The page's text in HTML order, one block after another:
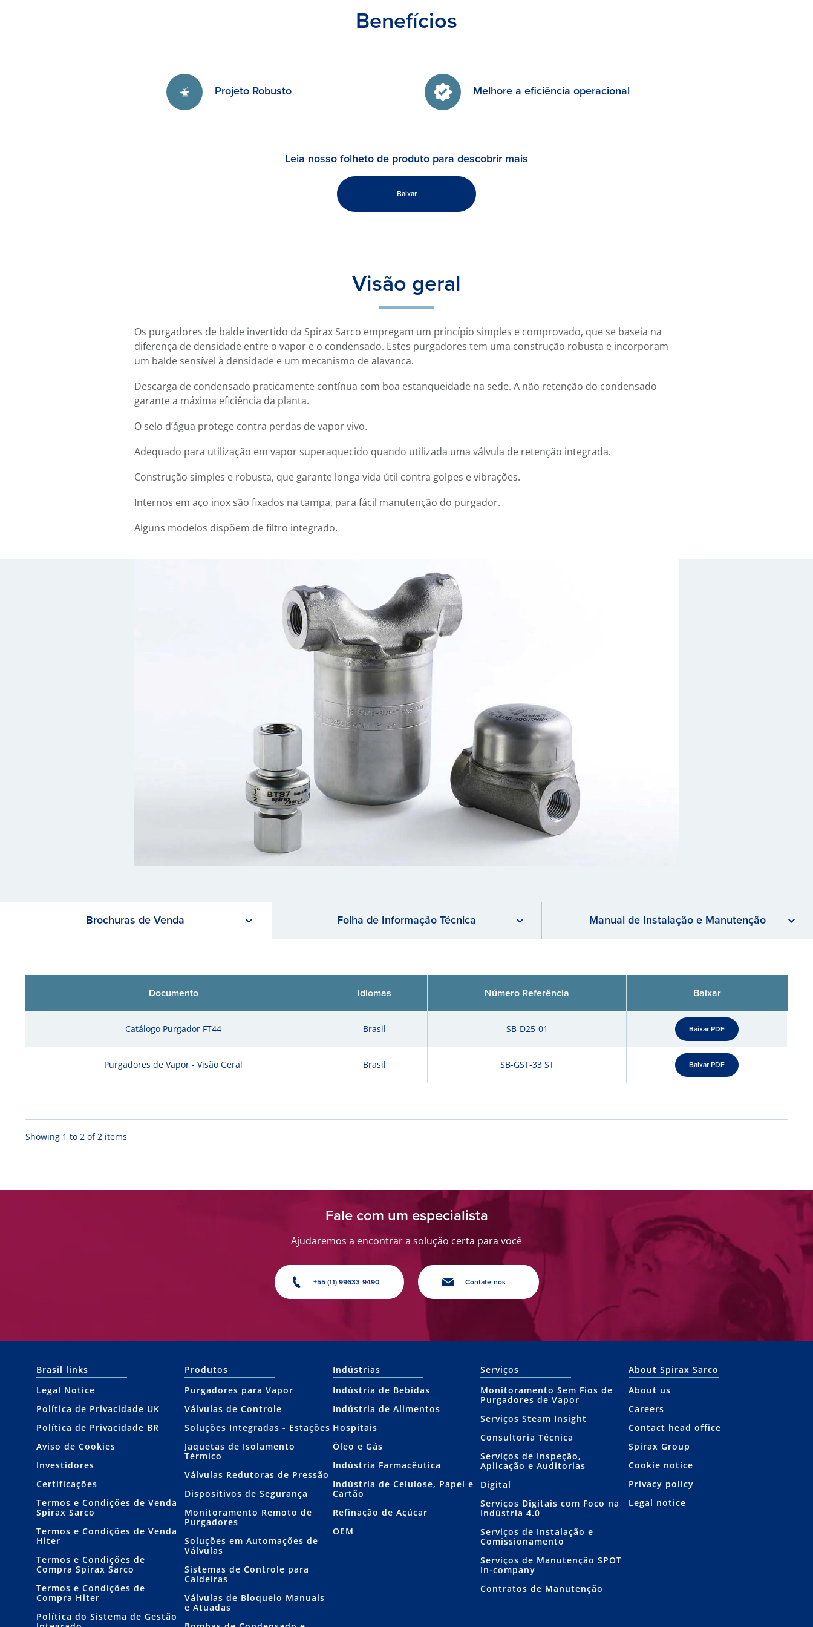
Benefícios
Projeto Robusto Melhore a eficiência operacional
Leia nosso folheto de produto para descobrir mais
Baixar
Visão geral
Os purgadores de balde invertido da Spirax Sarco empregam um princípio simples e comprovado, que se baseia na
diferença de densidade entre o vapor e o condensado. Estes purgadores tem uma construção robusta e incorporam
um balde sensível à densidade e um mecanismo de alavanca.
Descarga de condensado praticamente contínua com boa estanqueidade na sede. A não retenção do condensado
garante a máxima eficiência da planta.
O selo d’água protege contra perdas de vapor vivo.
Adequado para utilização em vapor superaquecido quando utilizada uma válvula de retenção integrada.
Construção simples e robusta, que garante longa vida útil contra golpes e vibrações.
Internos em aço inox são fixados na tampa, para fácil manutenção do purgador.
Alguns modelos dispõem de filtro integrado.
Brochuras de Venda Folha de Informação Técnica Manual de Instalação e Manutenção
Documento Idiomas Número Referência Baixar
Catálogo Purgador FT44 Brasil SB-D25-01 Baixar PDF
Purgadores de Vapor - Visão Geral Brasil SB-GST-33 ST Baixar PDF
Showing 1 to 2 of 2 items
Fale com um especialista
Ajudaremos a encontrar a solução certa para você
+55 (11) 99633-9490 Contate-nos
Brasil links
Legal Notice
Política de Privacidade UK
Política de Privacidade BR
Aviso de Cookies
Investidores
Certificações
Termos e Condições de Venda
Spirax Sarco
Termos e Condições de Venda
Hiter
Termos e Condições de
Compra Spirax Sarco
Termos e Condições de
Compra Hiter
Política do Sistema de Gestão
Produtos
Purgadores para Vapor
Válvulas de Controle
Soluções Integradas - Estações
Jaquetas de Isolamento
Térmico
Válvulas Redutoras de Pressão
Dispositivos de Segurança
Monitoramento Remoto de
Purgadores
Soluções em Automações de
Válvulas
Sistemas de Controle para
Caldeiras
Válvulas de Bloqueio Manuais
e Atuadas
Indústrias
Indústria de Bebidas
Indústria de Alimentos
Hospitais
Óleo e Gás
Indústria Farmacêutica
Indústria de Celulose, Papel e
Cartão
Refinação de Açúcar
OEM
Serviços
Monitoramento Sem Fios de
Purgadores de Vapor
Serviços Steam Insight
Consultoria Técnica
Serviços de Inspeção,
Aplicação e Auditorias
Digital
Serviços Digitais com Foco na
Indústria 4.0
Serviços de Instalação e
Comissionamento
Serviços de Manutenção SPOT
In-company
Contratos de Manutenção
About Spirax Sarco
About us
Careers
Contact head office
Spirax Group
Cookie notice
Privacy policy
Legal notice